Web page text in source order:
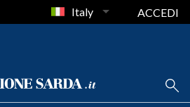
Italy ACCEDI